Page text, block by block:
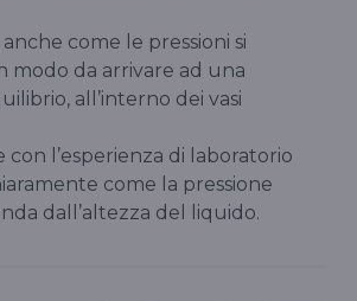
come le pressioni si
modo da arrivare ad una
all’interno dei vasi
con l’esperienza di laboratorio
come la pressione
dall’altezza del liquido.